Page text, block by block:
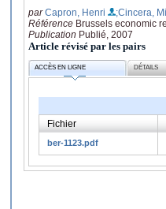
parCapron, Henri
;Cincera,
Référence Brussels economic
Publication Publié, 2007
Article révisé par les pairs
ACCÈS EN LIGNE DÉTAILS
Fichier
ber-1123.pdf